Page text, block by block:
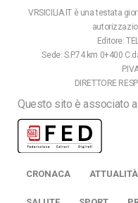
VRSICILIA.IT è una testata
Editore:
Sede: S.P.74 km 0+400
DIRETTORE
Questo sito è associato
CRONACA ATTUALITÀ